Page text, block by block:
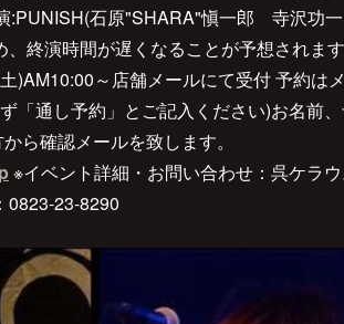
:PUNISH(石原"SHARA"愼一郎 寺沢
終演時間が遅くなることが予想されま
)AM10:00～店舗メールにて受付 予約は
「通し予約」とご記入ください)お名前
ら確認メールを致します。
※イベント詳細・お問い合わせ：呉ケラ
23-8290